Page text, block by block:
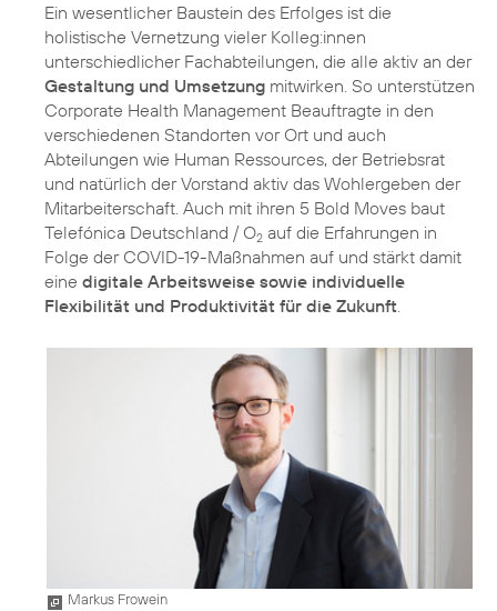
Ein wesentlicher Baustein des Erfolges ist die
holistische Vernetzung vieler Kolleg:innen
unterschiedlicher Fachabteilungen, die alle aktiv an der
Gestaltung und Umsetzung mitwirken. So unterstützen
Corporate Health Management Beauftragte in den
verschiedenen Standorten vor Ort und auch
Abteilungen wie Human Ressources, der Betriebsrat
und natürlich der Vorstand aktiv das Wohlergeben der
Mitarbeiterschaft. Auch mit ihren 5 Bold Moves baut
Telefónica Deutschland / O2 auf die Erfahrungen in
Folge der COVID-19-Maßnahmen auf und stärkt damit
eine digitale Arbeitsweise sowie individuelle
Flexibilität und Produktivität für die Zukunft.
Markus Frowein